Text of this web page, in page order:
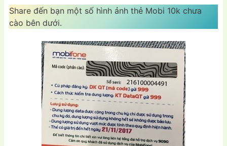
Share đến bạn một số hình ảnh thẻ Mobi 10k chưa
cào bên dưới.